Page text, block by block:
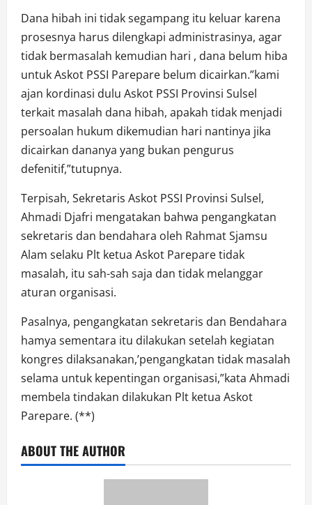
Dana hibah ini tidak segampang itu keluar karena
prosesnya harus dilengkapi administrasinya, agar
tidak bermasalah kemudian hari , dana belum hiba
untuk Askot PSSI Parepare belum dicairkan.”kami
ajan kordinasi dulu Askot PSSI Provinsi Sulsel
terkait masalah dana hibah, apakah tidak menjadi
persoalan hukum dikemudian hari nantinya jika
dicairkan dananya yang bukan pengurus
defenitif,”tutupnya.
Terpisah, Sekretaris Askot PSSI Provinsi Sulsel,
Ahmadi Djafri mengatakan bahwa pengangkatan
sekretaris dan bendahara oleh Rahmat Sjamsu
Alam selaku Plt ketua Askot Parepare tidak
masalah, itu sah-sah saja dan tidak melanggar
aturan organisasi.
Pasalnya, pengangkatan sekretaris dan Bendahara
hamya sementara itu dilakukan setelah kegiatan
kongres dilaksanakan,’pengangkatan tidak masalah
selama untuk kepentingan organisasi,”kata Ahmadi
membela tindakan dilakukan Plt ketua Askot
Parepare. (**)
ABOUT THE AUTHOR